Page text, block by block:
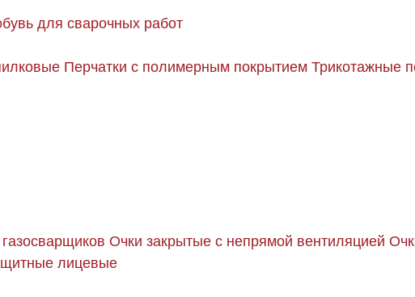
для сварочных работ
Перчатки с полимерным покрытием Трикотажные
Очки закрытые с непрямой вентиляцией
лицевые